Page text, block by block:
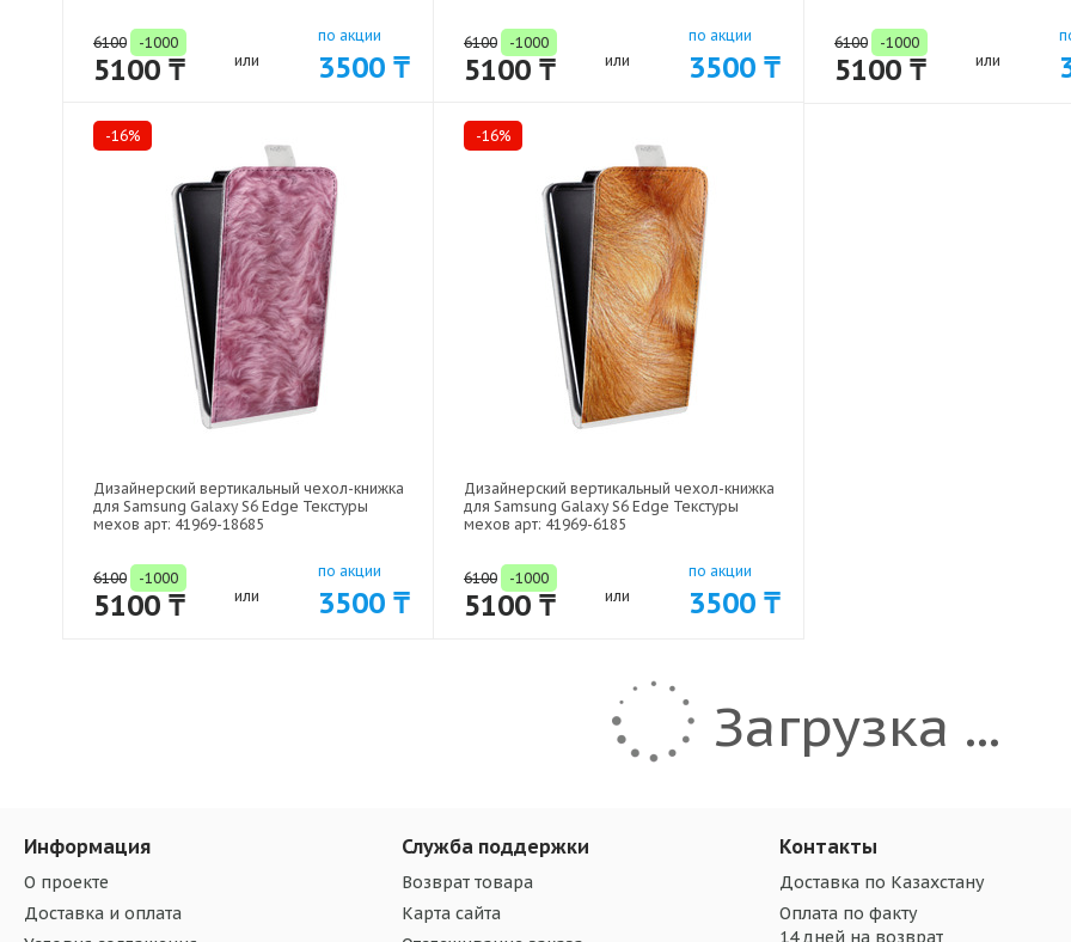
6100 -1000
5100 ₸ или
по акции
3500 ₸
6100 -1000
5100 ₸ или
по акции
3500 ₸
6100 -1000
5100 ₸ или
-16%
Дизайнерский вертикальный чехол-книжка
для Samsung Galaxy S6 Edge Текстуры
мехов арт: 41969-18685
6100 -1000
5100 ₸ или
по акции
3500 ₸
-16%
Дизайнерский вертикальный чехол-книжка
для Samsung Galaxy S6 Edge Текстуры
мехов арт: 41969-6185
6100 -1000
5100 ₸ или
по акции
3500 ₸
Загрузка ...
Информация
О проекте
Доставка и оплата
Служба поддержки
Возврат товара
Карта сайта
Контакты
Доставка по Казахстану
Оплата по факту
14 дней на возврат